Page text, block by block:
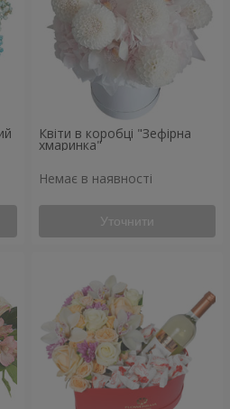
Квіти в коробці "Зефірна
хмаринка"
Немає в наявності
Уточнити